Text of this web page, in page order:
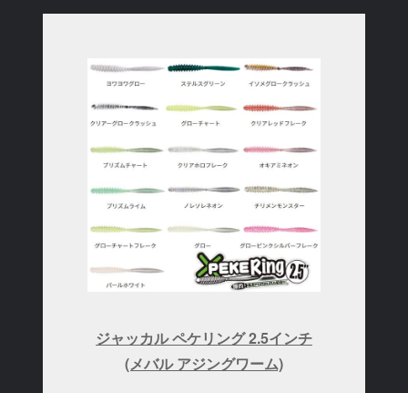
ジャッカル ペケリング 2.5インチ
(メバル アジングワーム)